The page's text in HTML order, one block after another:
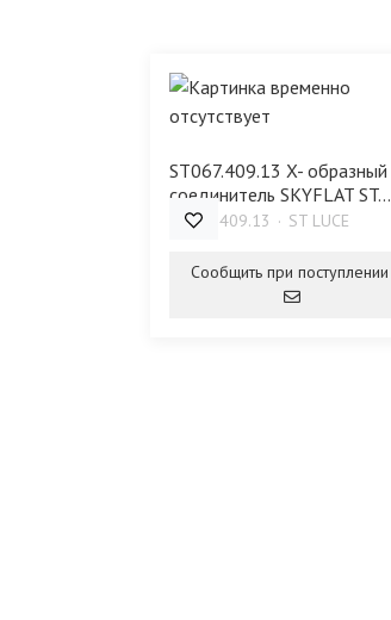
ST067.409.13 X- образный
соединитель SKYFLAT ST...
ST067.409.13 ST LUCE